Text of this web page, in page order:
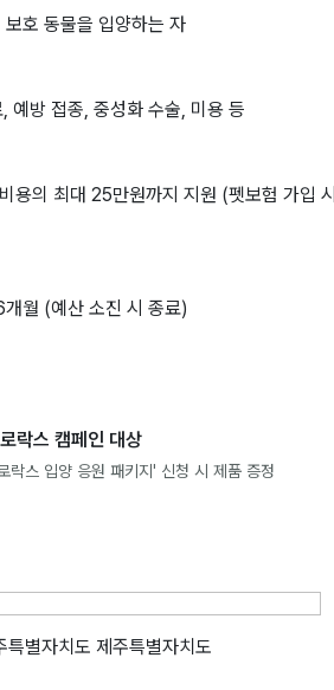
호 동물을 입양하는 자
예방 접종, 중성화 수술, 미용 등
용의 최대 25만원까지 지원 (펫보험 가입
월 (예산 소진 시 종료)
락스 캠페인 대상
락스 입양 응원 패키지' 신청 시 제품 증정
특별자치도 제주특별자치도